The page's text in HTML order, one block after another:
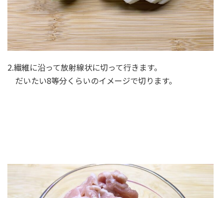
2.繊維に沿って放射線状に切って行きます。
だいたい8等分くらいのイメージで切ります。